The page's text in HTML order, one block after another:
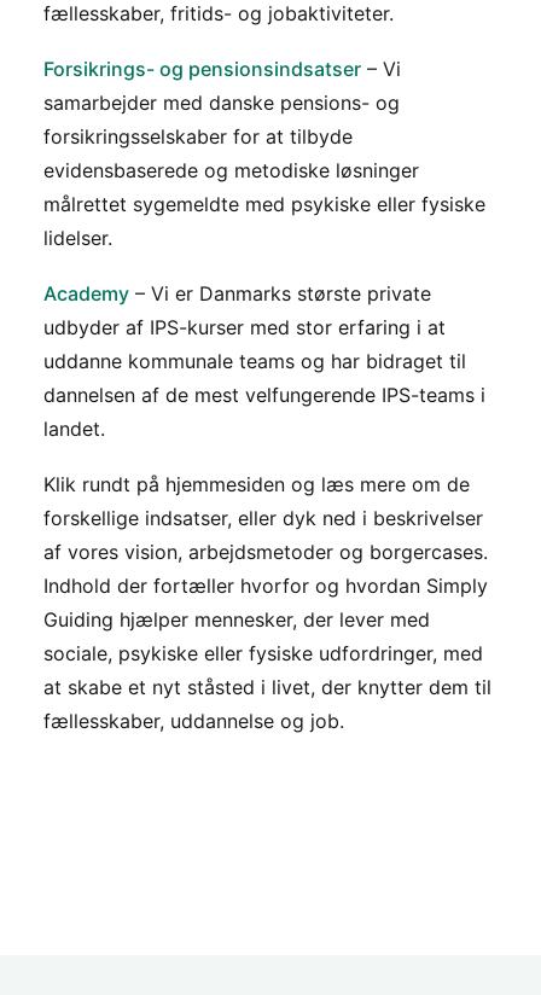
fællesskaber, fritids- og jobaktiviteter.
Forsikrings- og pensionsindsatser – Vi
samarbejder med danske pensions- og
forsikringsselskaber for at tilbyde
evidensbaserede og metodiske løsninger
målrettet sygemeldte med psykiske eller fysiske
lidelser.
Academy – Vi er Danmarks største private
udbyder af IPS-kurser med stor erfaring i at
uddanne kommunale teams og har bidraget til
dannelsen af de mest velfungerende IPS-teams i
landet.
Klik rundt på hjemmesiden og læs mere om de
forskellige indsatser, eller dyk ned i beskrivelser
af vores vision, arbejdsmetoder og borgercases.
Indhold der fortæller hvorfor og hvordan Simply
Guiding hjælper mennesker, der lever med
sociale, psykiske eller fysiske udfordringer, med
at skabe et nyt ståsted i livet, der knytter dem til
fællesskaber, uddannelse og job.